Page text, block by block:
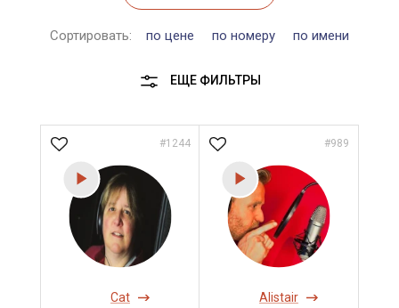
Сортировать: по цене по номеру по имени
ЕЩЕ ФИЛЬТРЫ
#1244
Cat
#989
Alistair